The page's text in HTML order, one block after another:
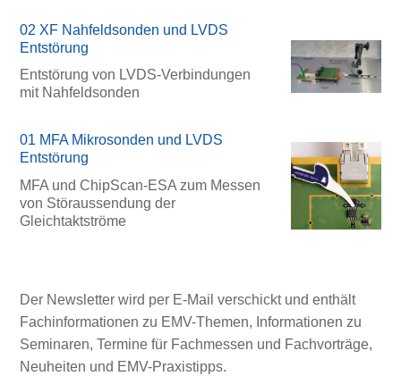
02 XF Nahfeldsonden und LVDS
Entstörung
Entstörung von LVDS-Verbindungen
mit Nahfeldsonden
01 MFA Mikrosonden und LVDS
Entstörung
MFA und ChipScan-ESA zum Messen
von Störaussendung der
Gleichtaktströme
Der Newsletter wird per E-Mail verschickt und enthält
Fachinformationen zu EMV-Themen, Informationen zu
Seminaren, Termine für Fachmessen und Fachvorträge,
Neuheiten und EMV-Praxistipps.